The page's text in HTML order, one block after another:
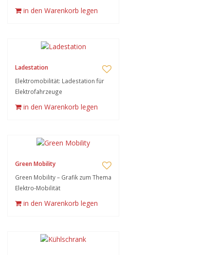
in den Warenkorb legen
Ladestation
Elektromobilität: Ladestation für
Elektrofahrzeuge
in den Warenkorb legen
Green Mobility
Green Mobility – Grafik zum Thema
Elektro-Mobilität
in den Warenkorb legen